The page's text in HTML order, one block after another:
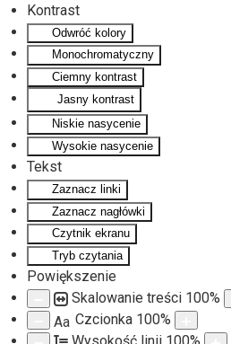
Kontrast
Odwróć kolory
Monochromatyczny
Ciemny kontrast
Jasny kontrast
Niskie nasycenie
Wysokie nasycenie
Tekst
Zaznacz linki
Zaznacz nagłówki
Czytnik ekranu
Tryb czytania
Powiększenie
Skalowanie treści 100%
Aa Czcionka 100%